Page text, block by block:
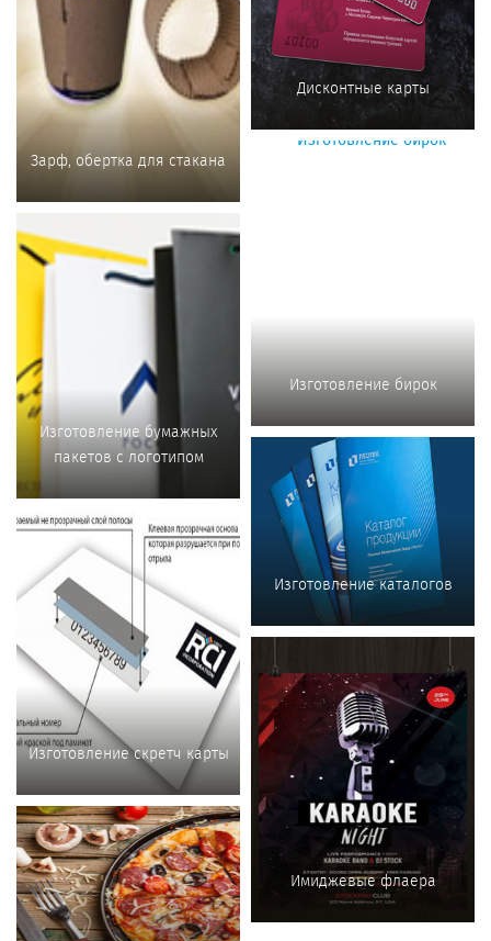
Дисконтные карты
Зарф, обертка для стакана
Изготовление бирок
Изготовление бумажных
пакетов с логотипом
Изготовление каталогов
Изготовление скретч карты
Имиджевые флаера